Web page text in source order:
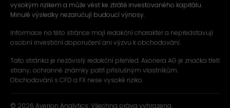
vysokým rizikem a může vést ke ztrátě investovaného kapitálu.
Minulé výsledky nezaručují budoucí výnosy.
Informace na této stránce mají redakční charakter a nepředstavují
osobní investiční doporučení ani výzvu k obchodování.
Tato stránka je nezávislý redakční přehled. Axonera AG je značka třetí
strany; ochranné známky patří příslušným vlastníkům.
Obchodování s CFD a FX nese vysoké riziko.
© 2026 Averion Analytics. Všechna práva vyhrazena.